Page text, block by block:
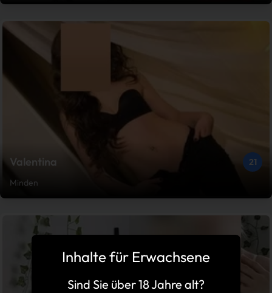
Valentina
21
Minden
Inhalte für Erwachsene
Sind Sie über 18 Jahre alt?